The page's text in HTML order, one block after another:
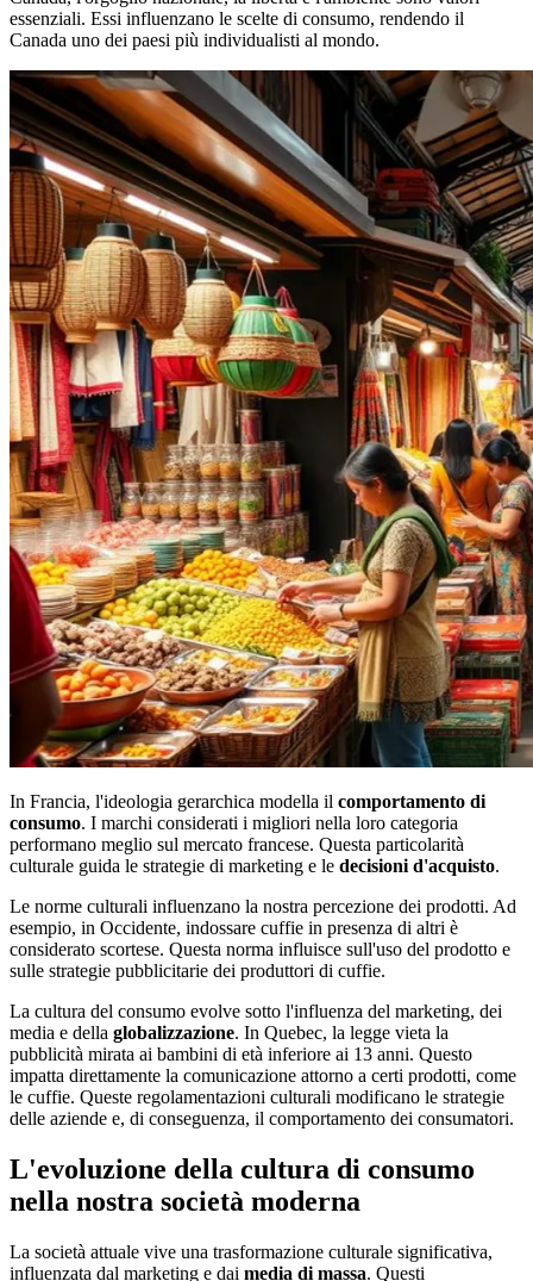
essenziali. Essi influenzano le scelte di consumo, rendendo il
Canada uno dei paesi più individualisti al mondo.
In Francia, l'ideologia gerarchica modella il comportamento di
consumo. I marchi considerati i migliori nella loro categoria
performano meglio sul mercato francese. Questa particolarità
culturale guida le strategie di marketing e le decisioni d'acquisto.
Le norme culturali influenzano la nostra percezione dei prodotti. Ad
esempio, in Occidente, indossare cuffie in presenza di altri è
considerato scortese. Questa norma influisce sull'uso del prodotto e
sulle strategie pubblicitarie dei produttori di cuffie.
La cultura del consumo evolve sotto l'influenza del marketing, dei
media e della globalizzazione. In Quebec, la legge vieta la
pubblicità mirata ai bambini di età inferiore ai 13 anni. Questo
impatta direttamente la comunicazione attorno a certi prodotti, come
le cuffie. Queste regolamentazioni culturali modificano le strategie
delle aziende e, di conseguenza, il comportamento dei consumatori.
L'evoluzione della cultura di consumo
nella nostra società moderna
La società attuale vive una trasformazione culturale significativa,
influenzata dal marketing e dai media di massa. Questi